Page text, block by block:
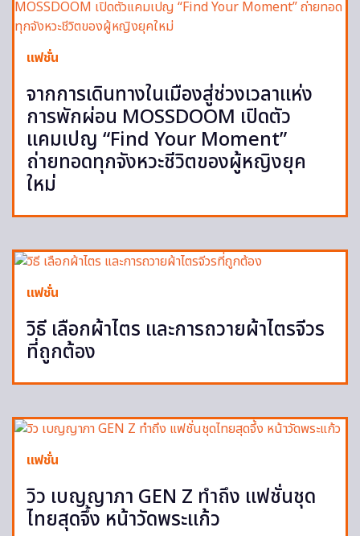
แฟชั่น
จากการเดินทางในเมืองสู่ช่วงเวลาแห่ง
การพักผ่อน MOSSDOOM เปิดตัว
แคมเปญ “Find Your Moment”
ถ่ายทอดทุกจังหวะชีวิตของผู้หญิงยุค
ใหม่
แฟชั่น
วิธี เลือกผ้าไตร และการถวายผ้าไตรจีวร
ที่ถูกต้อง
แฟชั่น
วิว เบญญาภา GEN Z ทำถึง แฟชั่นชุด
ไทยสุดจึ้ง หน้าวัดพระแก้ว